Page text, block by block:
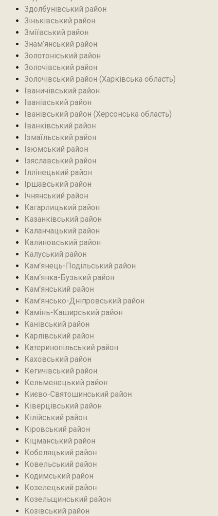
Здолбунівський район‎
Зіньківський район‎
Зміївський район
Знам’янський район
Золотоніський район
Золочівський район
Золочівський район (Харківська область)
Іваничівський район‎
Іванівський район
Іванівський район (Херсонська область)
Іванківський район
Ізмаїльський район
Ізюмський район
Ізяславський район
Іллінецький район
Іршавський район
Ічнянський район
Кагарлицький район
Казанківський район‎
Каланчацький район
Калиновський район
Калуський район
Кам’янець-Подільський район
Кам’янка-Бузький район
Кам’янський район
Кам’янсько-Дніпровський район‎
Камінь-Каширський район
Канівський район
Карлівський район
Катеринопільський район
Каховський район
Кегичівський район
Кельменецький район
Києво-Святошинський район
Ківерцівський район‎
Кілійський район
Кіровський район
Кіцманський район
Кобеляцький район‎
Ковельський район
Кодимський район
Козелецький район
Козельщинський район
Козівський район